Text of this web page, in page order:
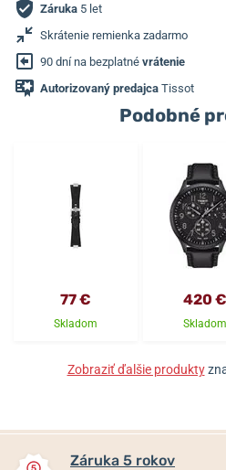
Záruka 5 let
Skrátenie remienka zadarmo
90 dní na bezplatné vrátenie
Autorizovaný predajca Tissot
Podobné
77 €
Skladom
420 €
Skladom
Zobraziť ďalšie produkty
Záruka 5 rokov